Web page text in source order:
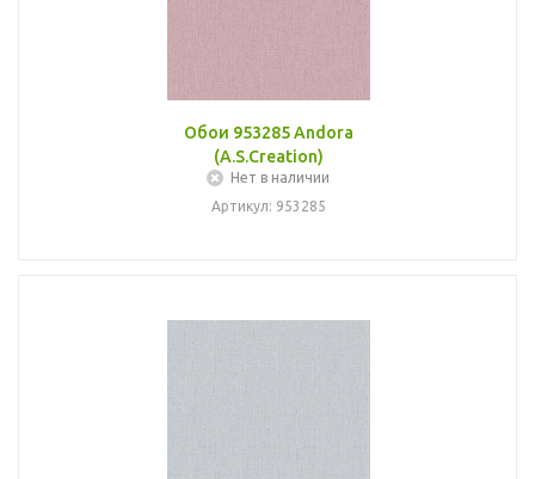
Обои 953285 Andora
(A.S.Creation)
Нет в наличии
Артикул: 953285